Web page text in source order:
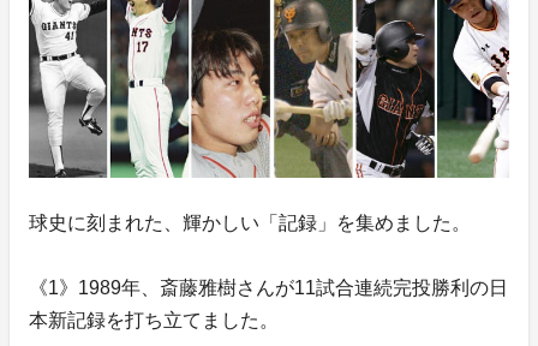
球史に刻まれた、輝かしい「記録」を集めました。
《1》1989年、斎藤雅樹さんが11試合連続完投勝利の日
本新記録を打ち立てました。